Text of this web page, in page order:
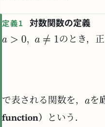
定義1 対数関数の定義
のとき，
で表される関数を， を
function）
という．